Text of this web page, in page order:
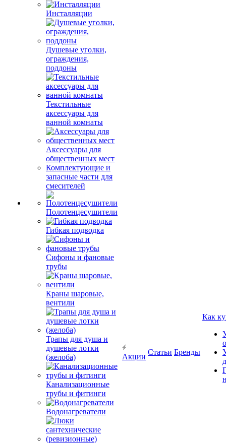
Инсталляции
Душевые уголки,
ограждения,
поддоны
Текстильные
аксессуары для
ванной комнаты
Аксессуары для
общественных мест
Комплектующие и
запасные части для
смесителей
Полотенцесушители
Гибкая подводка
Сифоны и фановые
трубы
Краны шаровые,
вентили
Трапы для душа и
душевые лотки
(желоба)
Канализационные
трубы и фитинги
Водонагреватели
Акции
Статьи Бренды
Как